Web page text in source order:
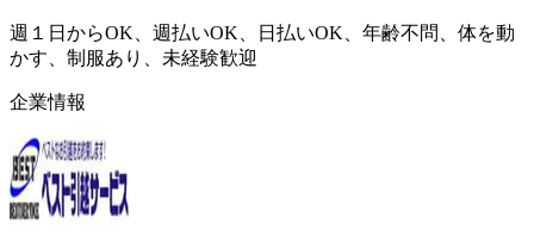
週１日からOK、週払いOK、日払いOK、年齢不問、体を動
かす、制服あり、未経験歓迎
企業情報